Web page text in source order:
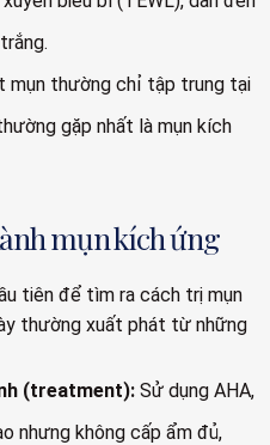
mụn thường chỉ tập trung tại
gặp nhất là mụn kích
mụn kích ứng
tiên để tìm ra cách trị mụn
thường xuất phát từ những
(treatment): Sử dụng AHA,
nhưng không cấp ẩm đủ,